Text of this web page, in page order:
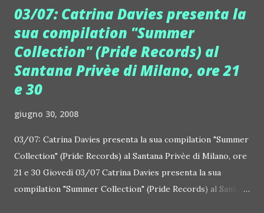
Audioglobe), ovvero la registrazione live del concerto che
ha tenuto al Parken Stadium di Copenhagen, in Danimarca.
Il dvd (disponibile anche in versione Blue Ray) contiene più
di quattro ore della performance di Tiësto... Non contento
delle ottime vendite anche in Italia, arriva la sua nuova
compilation: , I n Search Of Sunrise 7: Asia. Il disco è stato
mixato e registrato in Tailandia e prosegue il giro del
03/07: Catrina Davies presenta la
sua compilation "Summer
Collection" (Pride Records) al
Santana Privèe di Milano, ore 21
e 30
giugno 30, 2008
03/07: Catrina Davies presenta la sua compilation "Summer
Collection" (Pride Records) al Santana Privèe di Milano, ore
21 e 30 Giovedì 03/07 Catrina Davies presenta la sua
compilation "Summer Collection" (Pride Records) al Santana